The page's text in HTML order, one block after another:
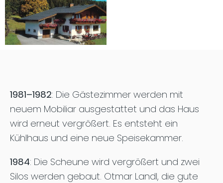
1981–1982: Die Gästezimmer werden mit
neuem Mobiliar ausgestattet und das Haus
wird erneut vergrößert. Es entsteht ein
Kühlhaus und eine neue Speisekammer.
1984: Die Scheune wird vergrößert und zwei
Silos werden gebaut. Otmar Landl, die gute